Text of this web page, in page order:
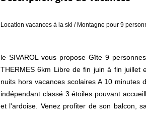
Location vacances à la ski / Montagne pour 9
le SIVAROL vous propose Gîte 9
THERMES 6km Libre de fin juin à fin juillet
nuits hors vacances scolaires A 10
indépendant classé 3 étoiles pouvant
et l'ardoise. Venez profiter de son balcon,